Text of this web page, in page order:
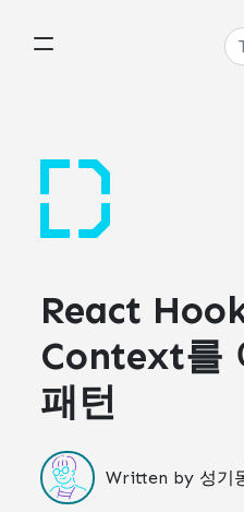
React
Context를
패턴
Written by 성기